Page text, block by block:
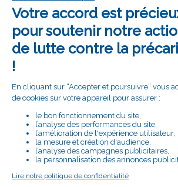
récompensés.